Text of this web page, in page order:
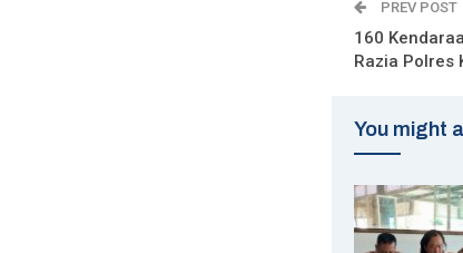
PREV POST
160
Razia Polres
You might